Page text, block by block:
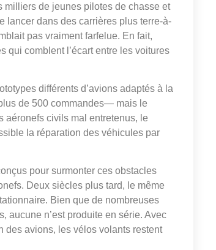
milliers de jeunes pilotes de chasse et
lancer dans des carrières plus terre-à-
pas vraiment farfelue. En fait,
qui comblent l’écart entre les voitures
différents d’avions adaptés à la
de 500 commandes— mais le
aéronefs civils mal entretenus, le
la réparation des véhicules par
pour surmonter ces obstacles
Deux siècles plus tard, le même
Bien que de nombreuses
aucune n’est produite en série. Avec
des avions, les vélos volants restent